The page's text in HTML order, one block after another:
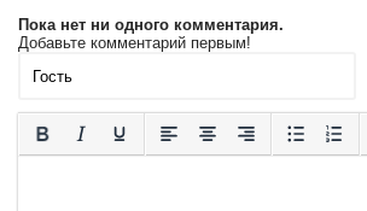
Пока нет ни одного комментария.
Добавьте комментарий первым!